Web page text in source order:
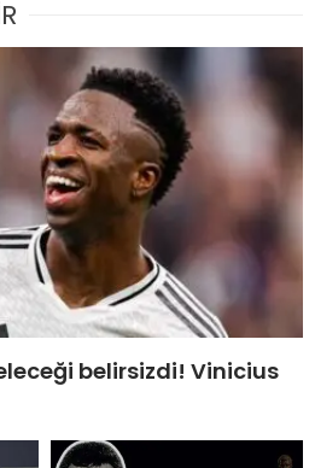
belirsizdi! Vinicius